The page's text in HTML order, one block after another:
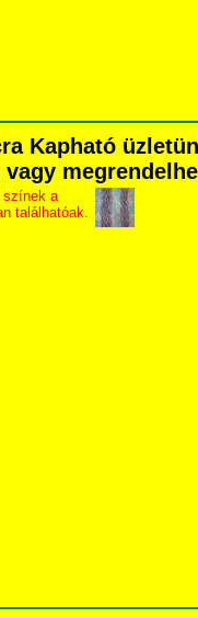
Kapható
színek a
találhatóak.